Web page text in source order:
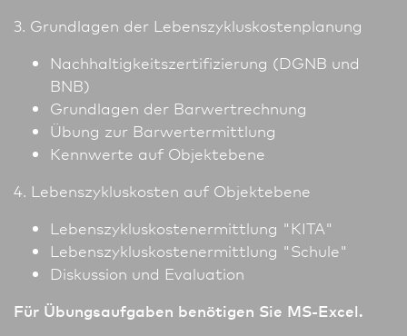
3. Grundlagen der Lebenszykluskostenplanung
Nachhaltigkeitszertifizierung (DGNB und
BNB)
Grundlagen der Barwertrechnung
Übung zur Barwertermittlung
Kennwerte auf Objektebene
4. Lebenszykluskosten auf Objektebene
Lebenszykluskostenermittlung "KITA"
Lebenszykluskostenermittlung "Schule"
Diskussion und Evaluation
Für Übungsaufgaben benötigen Sie MS-Excel.